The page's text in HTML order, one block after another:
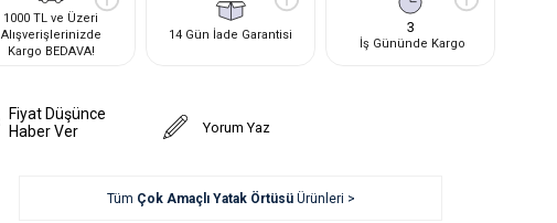
1000 TL ve Üzeri
Alışverişlerinizde
Kargo BEDAVA!
14 Gün İade Garantisi 3
İş Gününde Kargo
Fiyat Düşünce
Haber Ver
Yorum Yaz
Tüm Çok Amaçlı Yatak ÖrtüsüÜrünleri >